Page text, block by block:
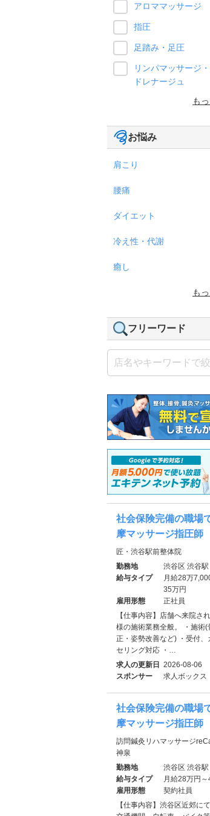
アロママッサージ
指圧
足踏み・足圧
リンパマッサージ
ドレナージュ
も
お悩み
肩こり
腰痛
ダイエット
冷え性・代謝
癒し
も
フリーワード
社会保険完備の職場
摩マッサージ指圧師
匠・渋谷駅前整体院
勤務地
渋谷区 渋谷駅
給与タイプ
月給28万
35万円
雇用形態
正社員
【仕事内容】店舗へ来院さ
様の施術業務全般。 ・施術(
正・姿勢改善など) ・受付、
セリング対応 ・…
求人の更新日 2026-08-06
スポンサー
求人ボックス
社会保険完備の職場
摩マッサージ指圧師
訪問鍼灸リハマッサージ
神泉
勤務地
渋谷区 渋谷駅
給与タイプ
月給28万円～
雇用形態
契約社員
【仕事内容】渋谷区近郊に